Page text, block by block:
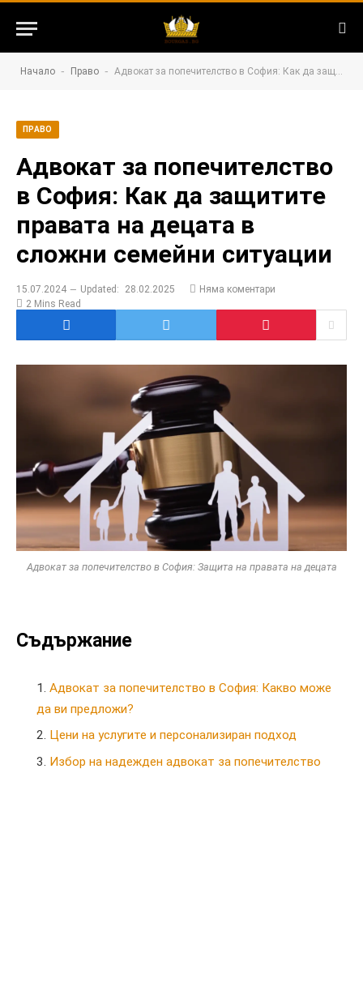
Начало - Право - Адвокат за попечителство в София: Как да защитите правата на децата в сложни семейни ситуации
ПРАВО
Адвокат за попечителство
в София: Как да защитите
правата на децата в
сложни семейни ситуации
15.07.2024 Updated: 28.02.2025
Няма коментари
2 Mins Read
Адвокат за попечителство в София: Защита на правата на децата
Съдържание
Адвокат за попечителство в София: Какво може
да ви предложи?
Цени на услугите и персонализиран подход
Избор на надежден адвокат за попечителство